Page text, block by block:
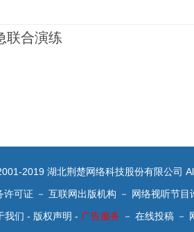
联合演练
2019 湖北荆楚网络科技股份有限公司
许可证 － 互联网出版机构 － 网络视听节目
我们 - 版权声明 - 广告服务 － 在线投稿 －